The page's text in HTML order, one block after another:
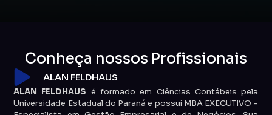
Conheça nossos Profissionais
ALAN FELDHAUS
ALAN FELDHAUS é formado em Ciências Contábeis pela
Universidade Estadual do Paraná e possui MBA EXECUTIVO –